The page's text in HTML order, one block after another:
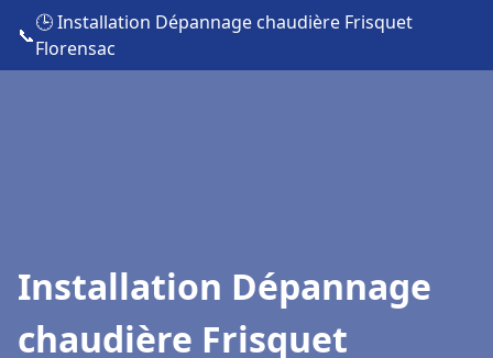
📞
🕒 Installation Dépannage chaudière Frisquet
Florensac
Installation Dépannage
chaudière Frisquet